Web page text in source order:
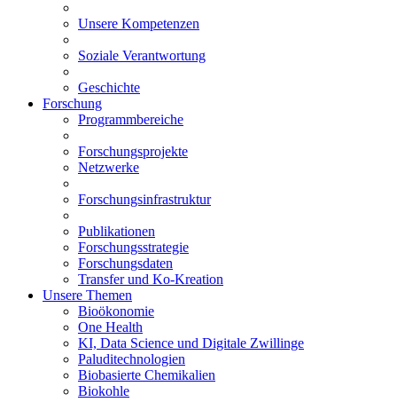
Unsere Kompetenzen
Soziale Verantwortung
Geschichte
Forschung
Programmbereiche
Forschungsprojekte
Netzwerke
Forschungsinfrastruktur
Publikationen
Forschungsstrategie
Forschungsdaten
Transfer und Ko-Kreation
Unsere Themen
Bioökonomie
One Health
KI, Data Science und Digitale Zwillinge
Paluditechnologien
Biobasierte Chemikalien
Biokohle